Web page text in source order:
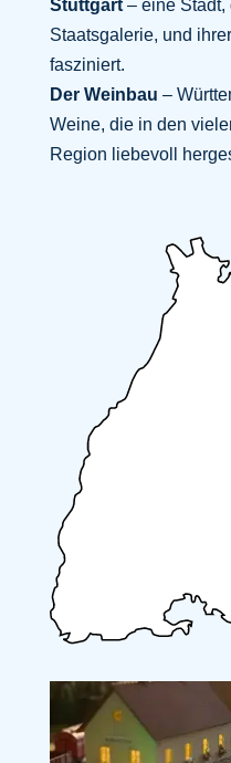
Stuttgart– eine Stadt,
Staatsgalerie, und
fasziniert.
Der Weinbau –
Weine, die in den
Region liebevoll